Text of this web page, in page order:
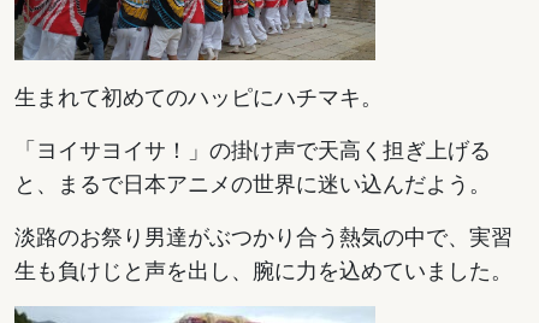
生まれて初めてのハッピにハチマキ。
「ヨイサヨイサ！」の掛け声で天高く担ぎ上げる
と、まるで日本アニメの世界に迷い込んだよう。
淡路のお祭り男達がぶつかり合う熱気の中で、実習
生も負けじと声を出し、腕に力を込めていました。